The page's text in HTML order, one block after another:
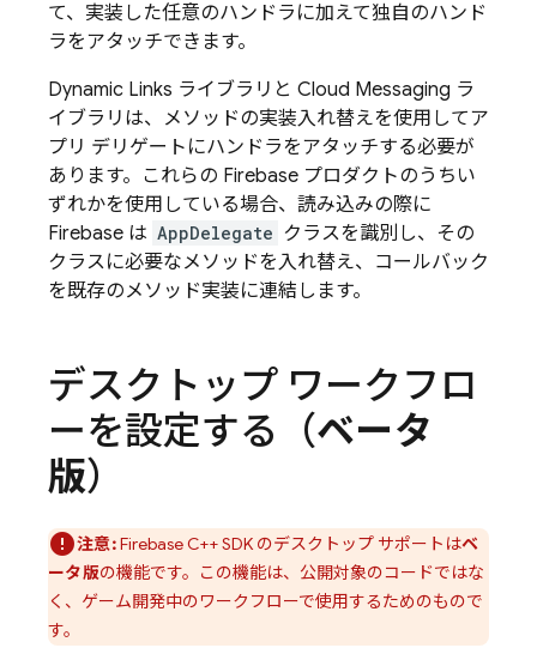
て、実装した任意のハンドラに加えて独自のハンド
ラをアタッチできます。
Dynamic Links ライブラリと Cloud Messaging ラ
イブラリは、メソッドの実装入れ替えを使用してア
プリ デリゲートにハンドラをアタッチする必要が
あります。これらの Firebase プロダクトのうちい
ずれかを使用している場合、読み込みの際に
Firebase は AppDelegate クラスを識別し、その
クラスに必要なメソッドを入れ替え、コールバック
を既存のメソッド実装に連結します。
デスクトップ ワークフロ
ーを設定する（ベータ
版）
注意:FirebaseC++SDK のデスクトップ サポートはベ
ータ版の機能です。この機能は、公開対象のコードではな
く、ゲーム開発中のワークフローで使用するためのもので
す。